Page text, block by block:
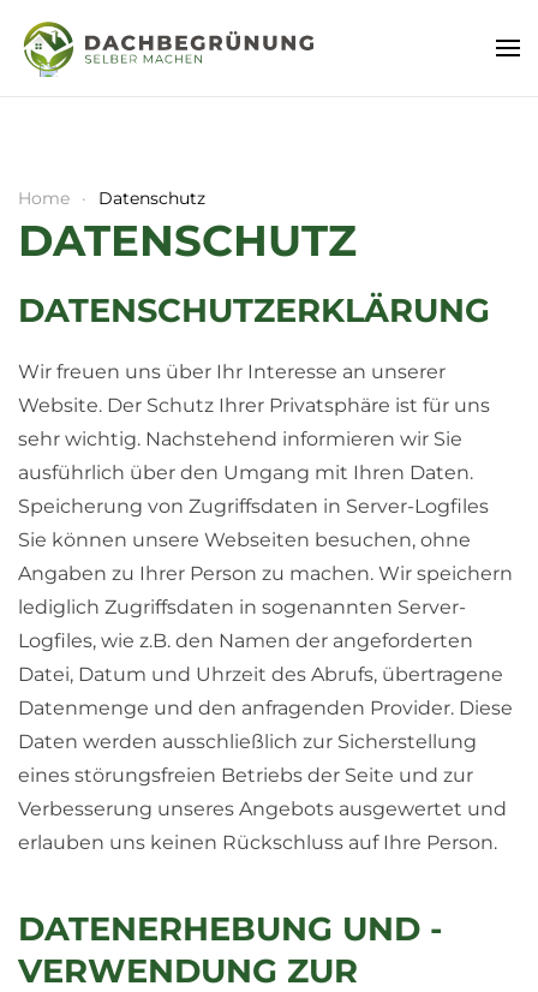
Home Datenschutz
DATENSCHUTZ
DATENSCHUTZERKLÄRUNG
Wir freuen uns über Ihr Interesse an unserer
Website. Der Schutz Ihrer Privatsphäre ist für uns
sehr wichtig. Nachstehend informieren wir Sie
ausführlich über den Umgang mit Ihren Daten.
Speicherung von Zugriffsdaten in Server-Logfiles
Sie können unsere Webseiten besuchen, ohne
Angaben zu Ihrer Person zu machen. Wir speichern
lediglich Zugriffsdaten in sogenannten Server-
Logfiles, wie z.B. den Namen der angeforderten
Datei, Datum und Uhrzeit des Abrufs, übertragene
Datenmenge und den anfragenden Provider. Diese
Daten werden ausschließlich zur Sicherstellung
eines störungsfreien Betriebs der Seite und zur
Verbesserung unseres Angebots ausgewertet und
erlauben uns keinen Rückschluss auf Ihre Person.
DATENERHEBUNG UND -
VERWENDUNG ZUR